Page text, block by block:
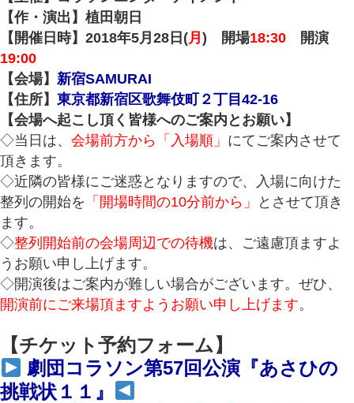
【作・演出】植田朝日
【開催日時】2018年5月28日(月 ) 開場18:30 開演
19:00
【会場】 新宿SAMURAI
【住所】 東京都新宿区歌舞伎町２丁目42-16
【会場へ起こし頂く皆様へのご案内とお願い】
◇当日は、 会場前方から「入場順」 にてご案内させて
頂きます。
◇近隣の皆様にご迷惑となりますので、入場に向けた
整列の開始を 「開場時間の10分前から」
とさせて頂き
ます。
◇整列開始前の会場周辺での待機は、ご遠慮頂ますよ
うお願い申し上げます。
◇開演後はご案内が難しい場合がございます。ぜひ、
開演前にご来場頂ますようお願い申し上げます。
【チケット予約フォーム】
劇団コラソン第57回公演『あさひの
挑戦状１１』